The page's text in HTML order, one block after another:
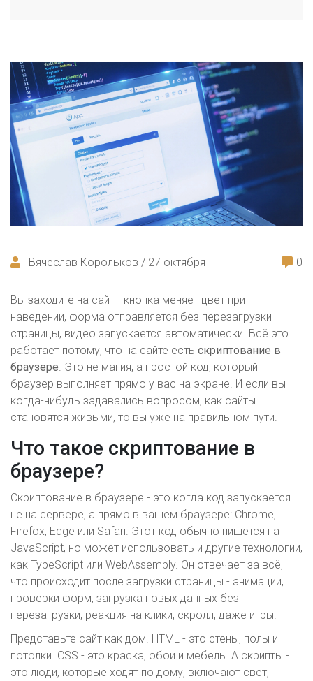
Вячеслав Корольков / 27 октября 0
Вы заходите на сайт - кнопка меняет цвет при
наведении, форма отправляется без перезагрузки
страницы, видео запускается автоматически. Всё это
работает потому, что на сайте есть скриптование в
браузере. Это не магия, а простой код, который
браузер выполняет прямо у вас на экране. И если вы
когда-нибудь задавались вопросом, как сайты
становятся живыми, то вы уже на правильном пути.
Что такое скриптование в
браузере?
Скриптование в браузере - это когда код запускается
не на сервере, а прямо в вашем браузере: Chrome,
Firefox, Edge или Safari. Этот код обычно пишется на
JavaScript, но может использовать и другие технологии,
как TypeScript или WebAssembly. Он отвечает за всё,
что происходит после загрузки страницы - анимации,
проверки форм, загрузка новых данных без
перезагрузки, реакция на клики, скролл, даже игры.
Представьте сайт как дом. HTML - это стены, полы и
потолки. CSS - это краска, обои и мебель. А скрипты -
это люди, которые ходят по дому, включают свет,